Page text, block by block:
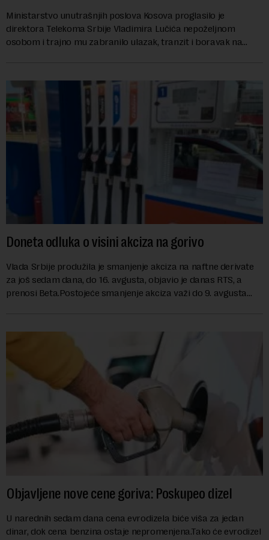
Ministarstvo unutrašnjih poslova Kosova proglasilo je
direktora Telekoma Srbije Vladimira Lučića nepoželjnom
osobom i trajno mu zabranilo ulazak, tranzit i boravak na
Doneta odluka o visini akciza na gorivo
Vlada Srbije produžila je smanjenje akciza na naftne derivate
za još sedam dana, do 16. avgusta, objavio je danas RTS, a
prenosi Beta.Postojeće smanjenje akciza važi do 9. avgusta
Objavljene nove cene goriva: Poskupeo dizel
U narednih sedam dana cena evrodizela biće viša za jedan
dinar, dok cena benzina ostaje nepromenjena.Tako će evrodizel